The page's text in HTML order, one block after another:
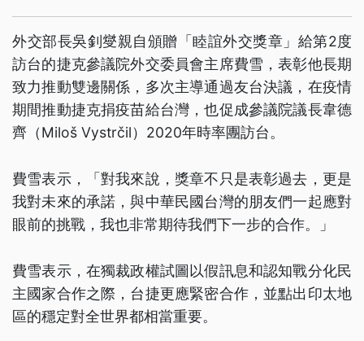
外交部長吳釗燮親自頒贈「睦誼外交獎章」給第2度
訪台的捷克參議院外交委員會主席費雪，表彰他長期
致力推動雙邊關係，多次主導通過友台決議，在疫情
期間推動捷克捐疫苗給台灣，也促成參議院議長韋德
齊（Miloš Vystrčil）2020年時率團訪台。
費雪表示，「對我來說，獎章不只是表彰過去，更是
我對未來的承諾，與中華民國台灣的朋友們一起應對
眼前的挑戰，我也非常期待我們下一步的合作。」
費雪表示，在獨裁政權試圖以假訊息和認知戰分化民
主國家合作之際，台捷更應緊密合作，並點出印太地
區的穩定對全世界都相當重要。